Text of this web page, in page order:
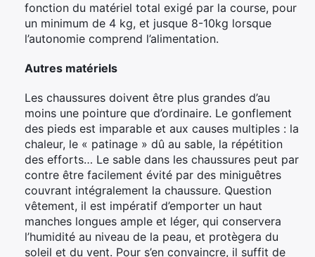
fonction du matériel total exigé par la course, pour
un minimum de 4 kg, et jusque 8-10kg lorsque
l’autonomie comprend l’alimentation.
Autres matériels
Les chaussures doivent être plus grandes d’au
moins une pointure que d’ordinaire. Le gonflement
des pieds est imparable et aux causes multiples : la
chaleur, le « patinage » dû au sable, la répétition
des efforts… Le sable dans les chaussures peut par
contre être facilement évité par des miniguêtres
couvrant intégralement la chaussure. Question
vêtement, il est impératif d’emporter un haut
manches longues ample et léger, qui conservera
l’humidité au niveau de la peau, et protègera du
soleil et du vent. Pour s’en convaincre, il suffit de